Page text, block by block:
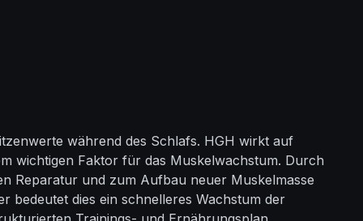
während des Schlafs. HGH wirkt auf
wichtigen Faktor für das Muskelwachstum. Durch
Reparatur und zum Aufbau neuer Muskelmasse
bedeutet dies ein schnelleres Wachstum der